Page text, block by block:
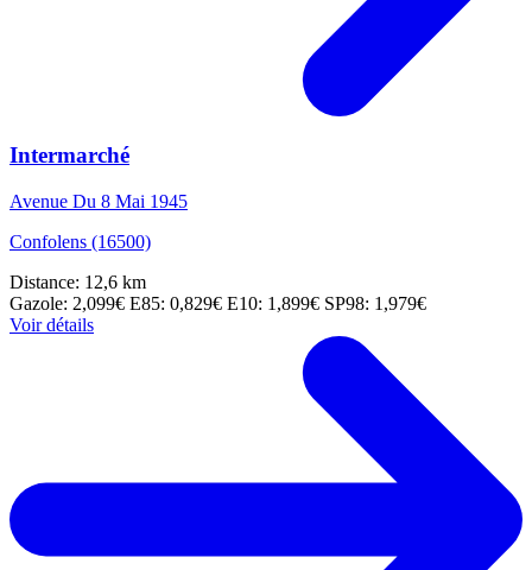
Intermarché
Avenue Du 8 Mai 1945
Confolens (16500)
Distance: 12,6 km
Gazole: 2,099€ E85: 0,829€ E10: 1,899€ SP98: 1,979€
Voir détails